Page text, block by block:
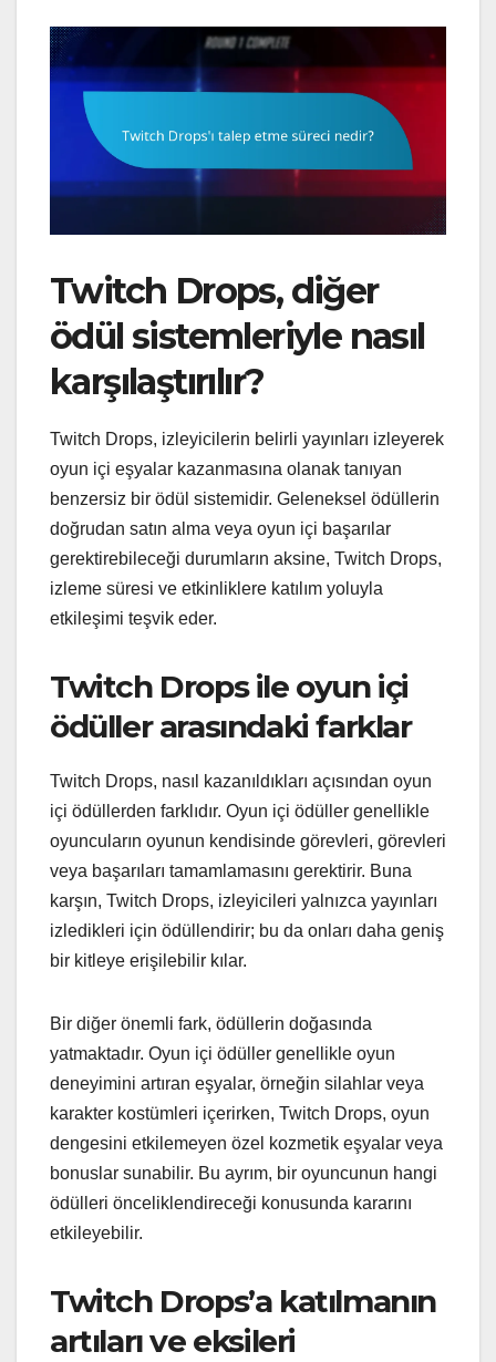
Twitch Drops, diğer
ödül sistemleriyle nasıl
karşılaştırılır?
Twitch Drops, izleyicilerin belirli yayınları izleyerek
oyun içi eşyalar kazanmasına olanak tanıyan
benzersiz bir ödül sistemidir. Geleneksel ödüllerin
doğrudan satın alma veya oyun içi başarılar
gerektirebileceği durumların aksine, Twitch Drops,
izleme süresi ve etkinliklere katılım yoluyla
etkileşimi teşvik eder.
Twitch Drops ile oyun içi
ödüller arasındaki farklar
Twitch Drops, nasıl kazanıldıkları açısından oyun
içi ödüllerden farklıdır. Oyun içi ödüller genellikle
oyuncuların oyunun kendisinde görevleri, görevleri
veya başarıları tamamlamasını gerektirir. Buna
karşın, Twitch Drops, izleyicileri yalnızca yayınları
izledikleri için ödüllendirir; bu da onları daha geniş
bir kitleye erişilebilir kılar.
Bir diğer önemli fark, ödüllerin doğasında
yatmaktadır. Oyun içi ödüller genellikle oyun
deneyimini artıran eşyalar, örneğin silahlar veya
karakter kostümleri içerirken, Twitch Drops, oyun
dengesini etkilemeyen özel kozmetik eşyalar veya
bonuslar sunabilir. Bu ayrım, bir oyuncunun hangi
ödülleri önceliklendireceği konusunda kararını
etkileyebilir.
Twitch Drops’a katılmanın
artıları ve eksileri